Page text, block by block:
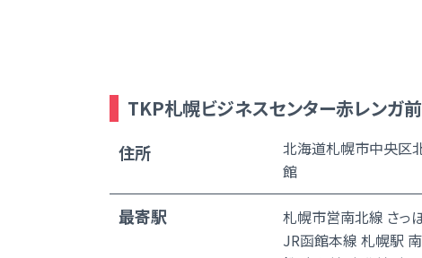
TKP札幌ビジネスセンター赤レンガ前
住所
北海道札幌市中央区
館
最寄駅
札幌市営南北線 さ
JR函館本線 札幌駅